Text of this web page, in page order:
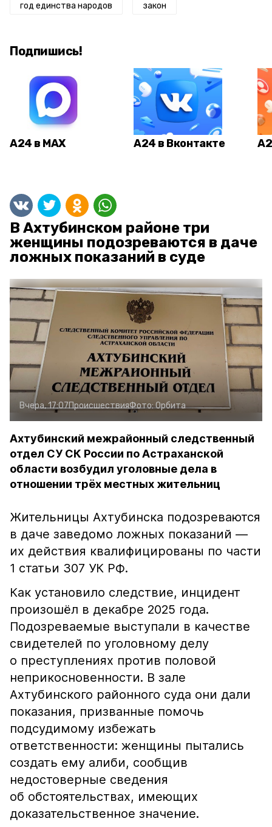
год единства народов закон
Подпишись!
А24 в MAX А24 в Вконтакте
В Ахтубинском районе три
женщины подозреваются в даче
ложных показаний в суде
Вчера, 17:07ПроисшествияФото:Орбита
Ахтубинский межрайонный следственный
отдел СУ СК России по Астраханской
области возбудил уголовные дела в
отношении трёх местных жительниц
Жительницы Ахтубинска подозреваются
в даче заведомо ложных показаний —
их действия квалифицированы по части
1 статьи 307 УК РФ.
Как установило следствие, инцидент
произошёл в декабре 2025 года.
Подозреваемые выступали в качестве
свидетелей по уголовному делу
о преступлениях против половой
неприкосновенности. В зале
Ахтубинского районного суда они дали
показания, призванные помочь
подсудимому избежать
ответственности: женщины пытались
создать ему алиби, сообщив
недостоверные сведения
об обстоятельствах, имеющих
доказательственное значение.